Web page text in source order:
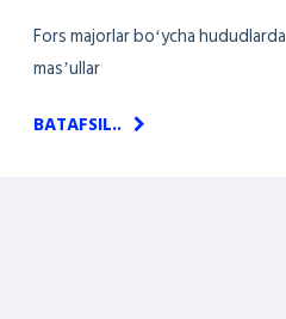
Fors majorlar boʻycha hududlarda
masʼullar
BATAFSIL..